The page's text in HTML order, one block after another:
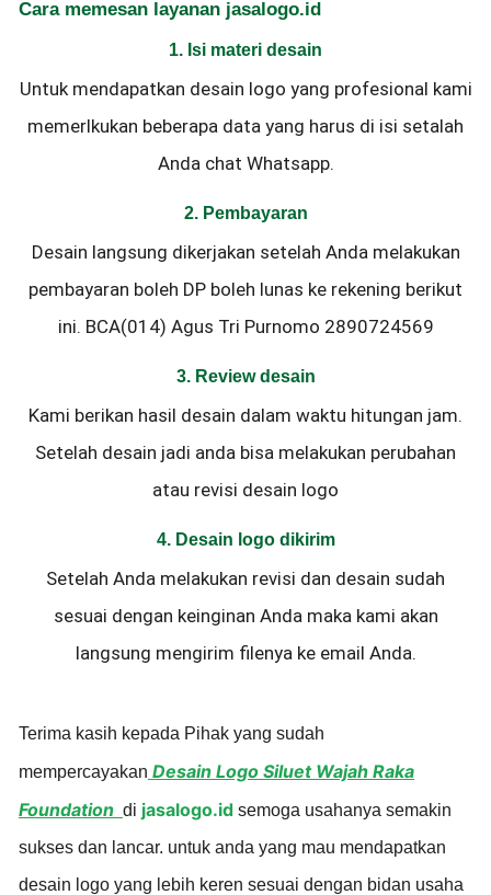
Cara memesan layanan jasalogo.id
1. Isi materi desain
Untuk mendapatkan desain logo yang profesional kami
memerlkukan beberapa data yang harus di isi setalah
Anda chat Whatsapp.
2. Pembayaran
Desain langsung dikerjakan setelah Anda melakukan
pembayaran boleh DP boleh lunas ke rekening berikut
ini. BCA(014) Agus Tri Purnomo 2890724569
3. Review desain
Kami berikan hasil desain dalam waktu hitungan jam.
Setelah desain jadi anda bisa melakukan perubahan
atau revisi desain logo
4. Desain logo dikirim
Setelah Anda melakukan revisi dan desain sudah
sesuai dengan keinginan Anda maka kami akan
langsung mengirim filenya ke email Anda.
Terima kasih kepada Pihak yang sudah
mempercayakan Desain Logo Siluet Wajah Raka
Foundation di jasalogo.id semoga usahanya semakin
sukses dan lancar. untuk anda yang mau mendapatkan
desain logo yang lebih keren sesuai dengan bidan usaha